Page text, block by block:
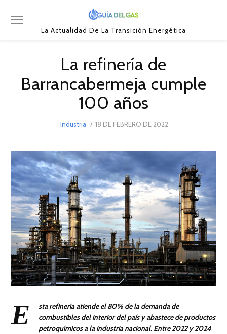
La Actualidad De La Transición Energética
La refinería de
Barrancabermeja cumple
100 años
Industria
POSTED
18 DE FEBRERO DE 2022
2022
E
sta refinería atiende el 80% de la demanda de
combustibles del interior del país y abastece de productos
petroquímicos a la industria nacional. Entre 2022 y 2024